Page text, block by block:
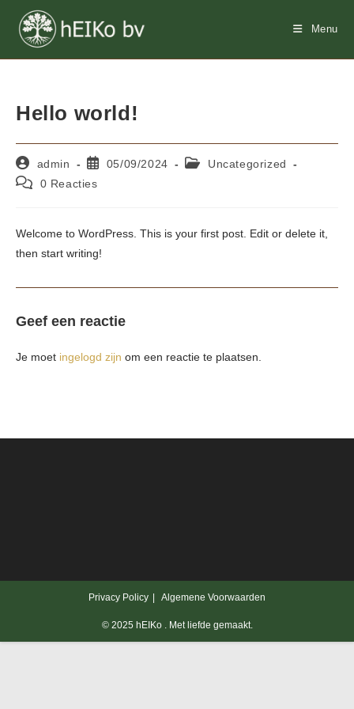
naar
inhoud
Menu
Hello world!
Bericht
auteur:
admin
Bericht05/09/2024 Berichtcategorie:
Uncategorized
Bericht0 Reacties
Welcome to WordPress. This is your first post. Edit or delete it,
then start writing!
Geef een reactie
Je moet ingelogd zijn om een reactie te plaatsen.
Privacy Policy Algemene Voorwaarden
© 2025 hEIKo . Met liefde gemaakt.